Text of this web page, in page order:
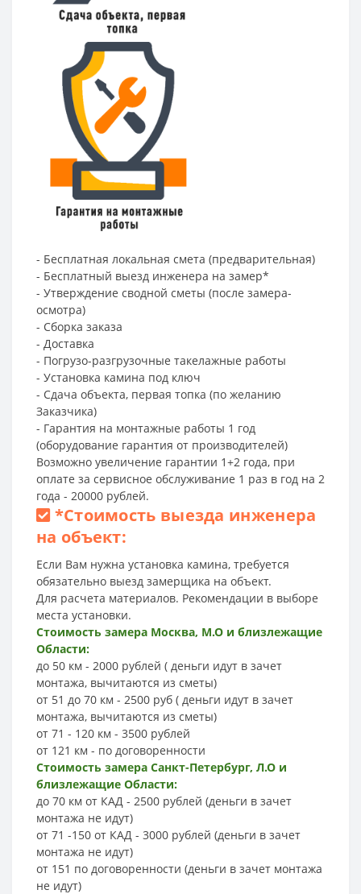
- Бесплатная локальная смета (предварительная)
- Бесплатный выезд инженера на замер*
- Утверждение сводной сметы (после замера-
осмотра)
- Сборка заказа
- Доставка
- Погрузо-разгрузочные такелажные работы
- Установка камина под ключ
- Сдача объекта, первая топка (по желанию
Заказчика)
- Гарантия на монтажные работы 1 год
(оборудование гарантия от производителей)
Возможно увеличение гарантии 1+2 года, при
оплате за сервисное обслуживание 1 раз в год на 2
года - 20000 рублей.
*Стоимость выезда инженера
на объект:
Если Вам нужна установка камина, требуется
обязательно выезд замерщика на объект.
Для расчета материалов. Рекомендации в выборе
места установки.
Стоимость замера Москва, М.О и близлежащие
Области:
до 50 км - 2000 рублей ( деньги идут в зачет
монтажа, вычитаются из сметы)
от 51 до 70 км - 2500 руб ( деньги идут в зачет
монтажа, вычитаются из сметы)
от 71 - 120 км - 3500 рублей
от 121 км - по договоренности
Стоимость замера Санкт-Петербург, Л.О и
близлежащие Области:
до 70 км от КАД - 2500 рублей (деньги в зачет
монтажа не идут)
от 71 -150 от КАД - 3000 рублей (деньги в зачет
монтажа не идут)
от 151 по договоренности (деньги в зачет монтажа
не идут)